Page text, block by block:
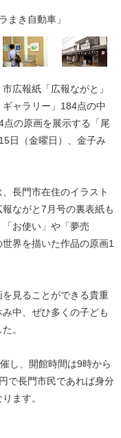
まき自動車」
広報紙「広報ながと」
ャラリー」184点の中
の原画を展示する「尾
日（金曜日）、金子み
長門市在住のイラスト
ながと7月号の裏表紙も
お使い」や「夢売
界を描いた作品の原画1
見ることができる貴重
中、ぜひ多くの子ども
。
し、開館時間は9時から
で長門市民であれば身分
ます。